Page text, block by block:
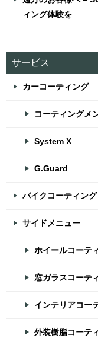
ィング体験を
サービス
カーコーティング
コーティングメ
System X
G.Guard
バイクコーティング
サイドメニュー
ホイールコーテ
窓ガラスコーテ
インテリアコー
外装樹脂コーテ